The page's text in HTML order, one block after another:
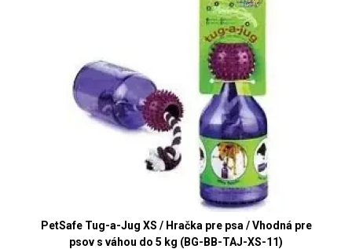
PetSafe Tug-a-Jug XS / Hračka pre psa / Vhodná pre
psov s váhou do 5 kg (BG-BB-TAJ-XS-11)